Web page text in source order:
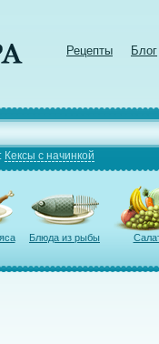
Рецепты Блог
Кексы с начинкой
Блюда из рыбы